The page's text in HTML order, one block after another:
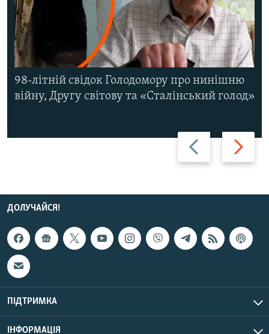
Назад Вперед
98-літній свідок Голодомору про нинішню
війну, Другу світову та «Сталінський голод»
ДОЛУЧАЙСЯ!
ПІДТРИМКА
ІНФОРМАЦІЯ